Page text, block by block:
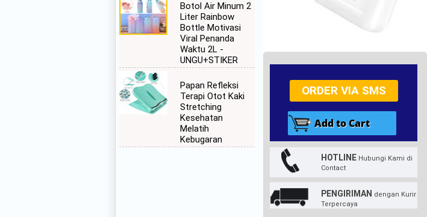
ORDER VIA SMS
HOTLINE Hubungi Kami di
Contact
PENGIRIMAN dengan Kurir
Terpercaya
Botol Air Minum 2
Liter Rainbow
Bottle Motivasi
Viral Penanda
Waktu 2L -
UNGU+STIKER
Papan Refleksi
Terapi Otot Kaki
Stretching
Kesehatan
Melatih
Kebugaran